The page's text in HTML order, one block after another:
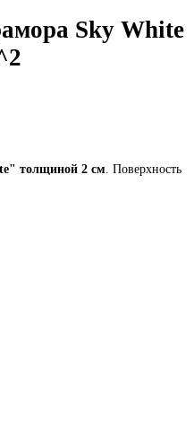
Sky White
толщиной 2 см. Поверхность